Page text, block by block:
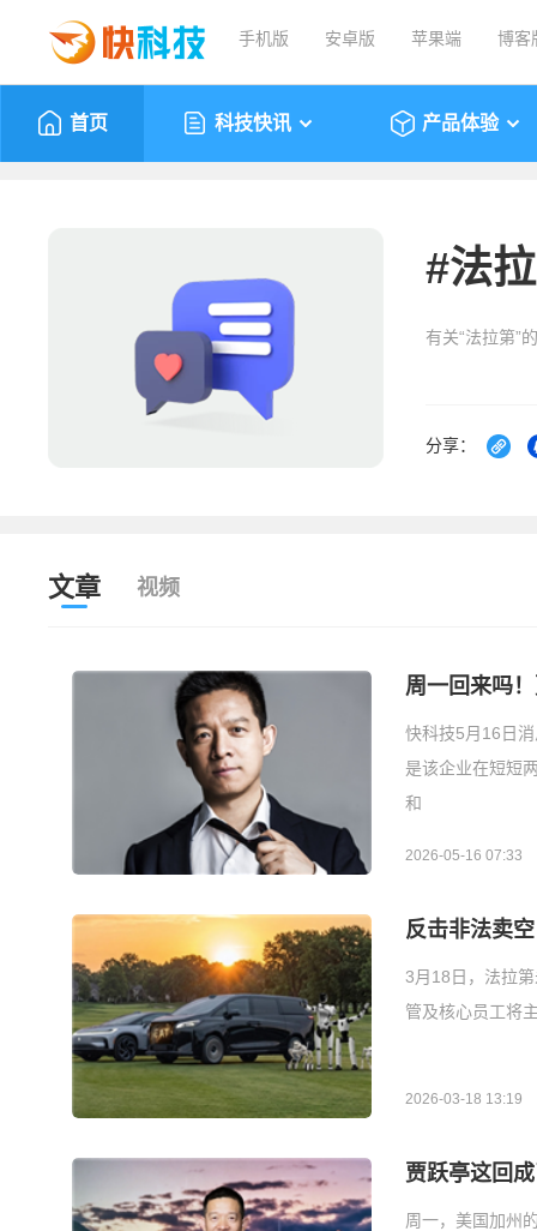
手机版 安卓版 苹果端 博客
首页 科技快讯 产品体验
#法
有关“法拉第”
分享：
文章 视频
周一回来吗
快科技5月16日
是该企业在短短
和
2026-05-16 07:33
反击非法卖
3月18日，法拉
管及核心员工将
2026-03-18 13:19
贾跃亭这回
周一，美国加州